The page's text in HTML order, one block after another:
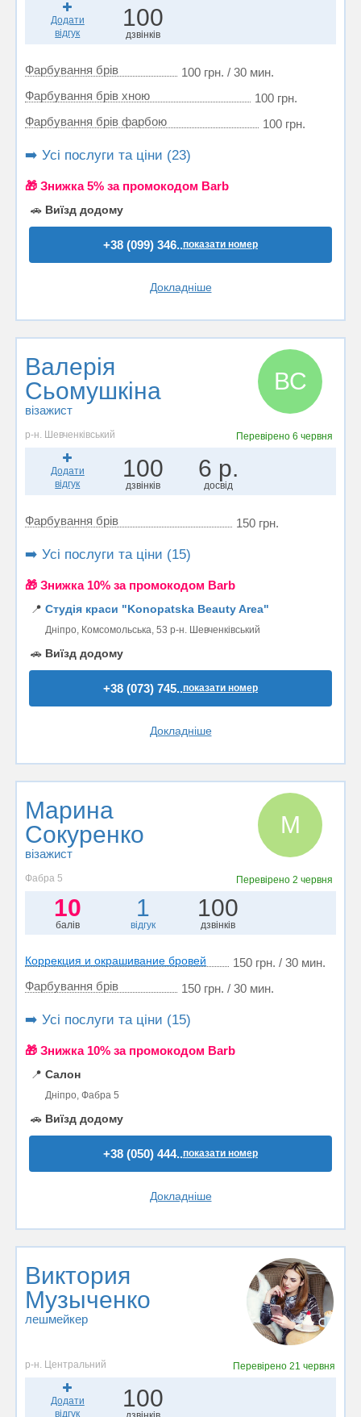
Додати
відгук
100
дзвінків
Фарбування брів
100 грн. / 30 мин.
Фарбування брів хною
100 грн.
Фарбування брів фарбою
100 грн.
➡️ Усі послуги та ціни (23)
🎁 Знижка 5% за промокодом Barb
🚗 Виїзд додому
+38 (099) 346..показати номер
Докладніше
Валерія
Сьомушкіна
візажист
ВС
р-н. Шевченківський Перевірено 6 червня
Додати
відгук
100
дзвінків
6 р.
досвід
Фарбування брів 150 грн.
➡️ Усі послуги та ціни (15)
🎁 Знижка 10% за промокодом Barb
📍 Студія краси "Konopatska Beauty Area"
Дніпро, Комсомольська, 53 р-н. Шевченківський
🚗 Виїзд додому
+38 (073) 745..показати номер
Докладніше
Марина
Сокуренко
візажист
М
Фабра 5 Перевірено 2 червня
10
балів
1
відгук
100
дзвінків
Коррекция и окрашивание бровей
150 грн. / 30 мин.
Фарбування брів
150 грн. / 30 мин.
➡️ Усі послуги та ціни (15)
🎁 Знижка 10% за промокодом Barb
📍 Салон
Дніпро, Фабра 5
🚗 Виїзд додому
+38 (050) 444..показати номер
Докладніше
Виктория
Музыченко
лешмейкер
р-н. Центральний Перевірено21 червня
Додати
відгук
100